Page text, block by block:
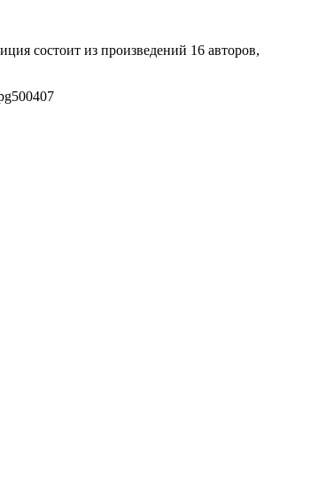
состоит из произведений 16 авторов,
500407